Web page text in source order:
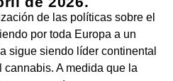
de las políticas sobre el
por toda Europa a un
sigue siendo líder continental
A medida que la